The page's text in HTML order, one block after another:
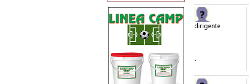
dirigente
.